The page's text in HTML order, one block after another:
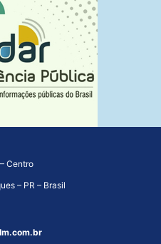
7 de outubro de 2024
Vereadores de Capitão realizaram
na tarde de quarta – feira (31)
7 de outubro de 2024
Aconteceu avaliação das metas